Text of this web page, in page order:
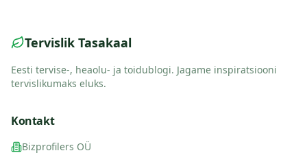
Tervislik Tasakaal
Eesti tervise-, heaolu- ja toidublogi. Jagame inspiratsiooni
tervislikumaks eluks.
Kontakt
Bizprofilers OÜ